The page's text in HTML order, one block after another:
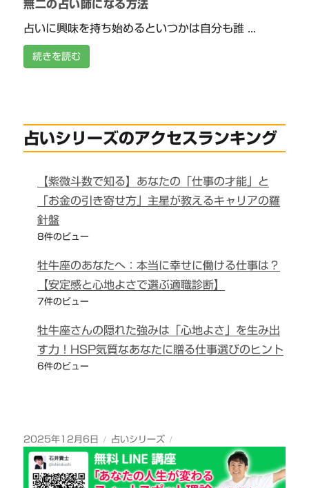
無二の占い師になる方法
占いに興味を持ち始めるといつかは自分も誰 ...
続きを読む
占いシリーズのアクセスランキング
【紫微斗数で知る】あなたの「仕事の才能」と
「お金の引き寄せ方」主星が教えるキャリアの羅
針盤
8件のビュー
牡牛座のあなたへ：本当に幸せに働ける仕事は？
【安定感と心地よさで選ぶ適職診断】
7件のビュー
牡牛座さんの隠れた強みは「心地よさ」を生み出
す力！HSP気質なあなたに贈る仕事選びのヒント
6件のビュー
投
稿
2025年12月6日
カ
テ
ゴ
リ
占いシリーズ